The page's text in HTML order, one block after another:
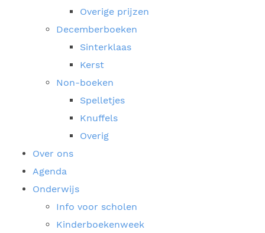
Overige prijzen
Decemberboeken
Sinterklaas
Kerst
Non-boeken
Spelletjes
Knuffels
Overig
Over ons
Agenda
Onderwijs
Info voor scholen
Kinderboekenweek